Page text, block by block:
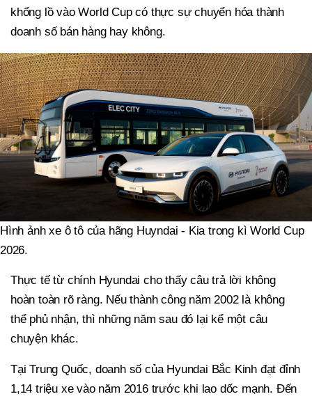
khổng lồ vào World Cup có thực sự chuyển hóa thành
doanh số bán hàng hay không.
Hình ảnh xe ô tô của hãng Huyndai - Kia trong kì World Cup
2026.
Thực tế từ chính Hyundai cho thấy câu trả lời không
hoàn toàn rõ ràng. Nếu thành công năm 2002 là không
thể phủ nhận, thì những năm sau đó lại kể một câu
chuyện khác.
Tại Trung Quốc, doanh số của Hyundai Bắc Kinh đạt đỉnh
1,14 triệu xe vào năm 2016 trước khi lao dốc mạnh. Đến